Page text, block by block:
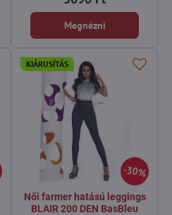
Megnézni
30%
KIÁRUSÍTÁS
Női farmer hatású leggings
BLAIR 200 DEN BasBleu